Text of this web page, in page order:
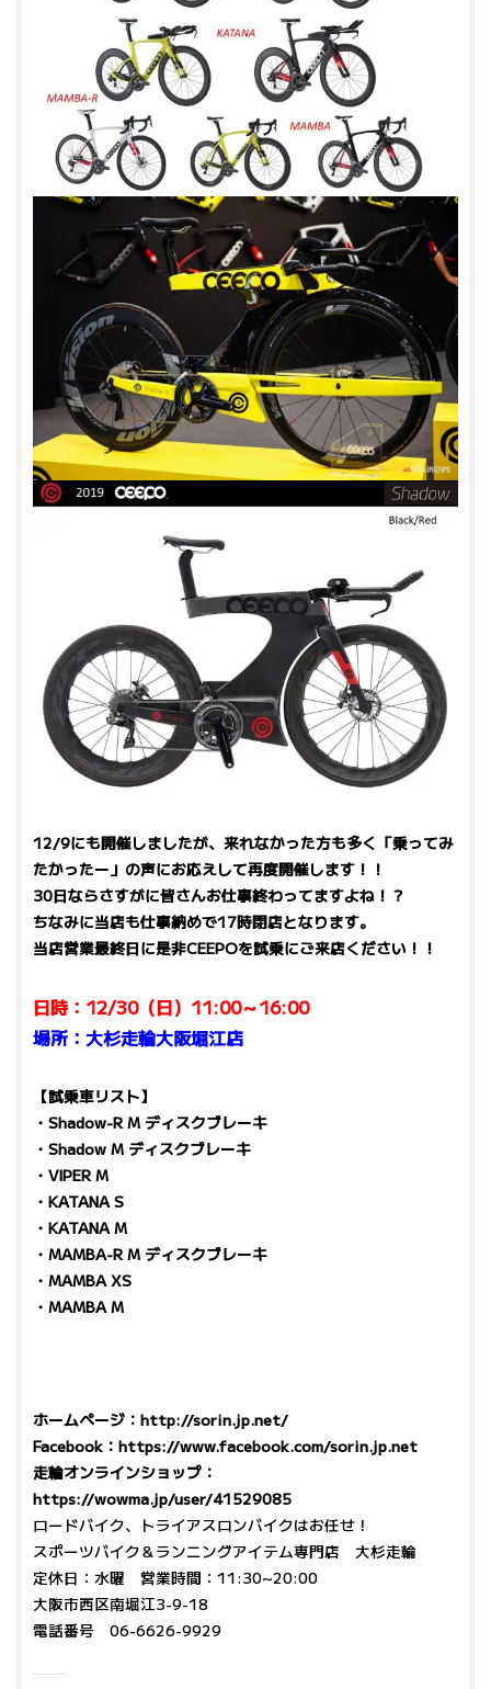
12/9にも開催しましたが、来れなかった方も多く「乗ってみ
たかったー」の声にお応えして再度開催します！！
30日ならさすがに皆さんお仕事終わってますよね！？
ちなみに当店も仕事納めで17時閉店となります。
当店営業最終日に是非CEEPOを試乗にご来店ください！！
日時：12/30（日）11:00～16:00
場所：大杉走輪大阪堀江店
【試乗車リスト】
・Shadow-R M ディスクブレーキ
・Shadow M ディスクブレーキ
・VIPER M
・KATANA S
・KATANA M
・MAMBA-R M ディスクブレーキ
・MAMBA XS
・MAMBA M
ホームページ： http://sorin.jp.net/
Facebook： https://www.facebook.com/sorin.jp.net
走輪オンラインショップ：
https://wowma.jp/user/41529085
ロードバイク、トライアスロンバイクはお任せ！
スポーツバイク＆ランニングアイテム専門店 大杉走輪
定休日：水曜 営業時間：11:30~20:00
大阪市西区南堀江3-9-18
電話番号 06-6626-9929